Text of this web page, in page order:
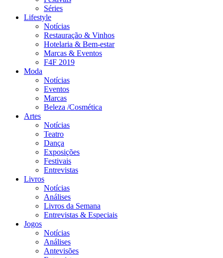
Séries
Lifestyle
Notícias
Restauração & Vinhos
Hotelaria & Bem-estar
Marcas & Eventos
F4F 2019
Moda
Notícias
Eventos
Marcas
Beleza /Cosmética
Artes
Notícias
Teatro
Dança
Exposições
Festivais
Entrevistas
Livros
Notícias
Análises
Livros da Semana
Entrevistas & Especiais
Jogos
Notícias
Análises
Antevisões